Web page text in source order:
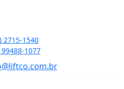
2715-1540
99488-1077